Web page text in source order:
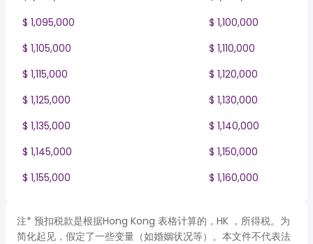
$ 1,095,000
$ 1,100,000
$ 1,105,000
$ 1,110,000
$ 1,115,000
$ 1,120,000
$ 1,125,000
$ 1,130,000
$ 1,135,000
$ 1,140,000
$ 1,145,000
$ 1,150,000
$ 1,155,000
$ 1,160,000
注* 预扣税款是根据Hong Kong 表格计算的，HK ，所得税。为
简化起见，假定了一些变量（如婚姻状况等）。本文件不代表法